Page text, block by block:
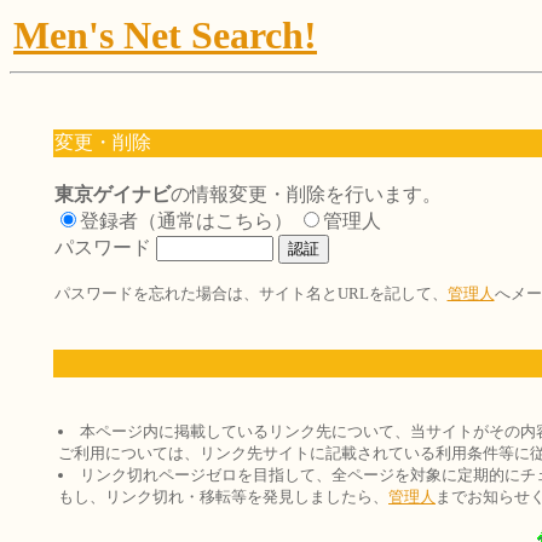
Men's Net Search!
変更・削除
東京ゲイナビの情報変更・削除を行います。
登録者（通常はこちら）
管理人
パスワード
パスワードを忘れた場合は、サイト名とURLを記して、 管理人へメ
本ページ内に掲載しているリンク先について、当サイトがその内
ご利用については、リンク先サイトに記載されている利用条件等に
リンク切れページゼロを目指して、全ページを対象に定期的にチ
もし、リンク切れ・移転等を発見しましたら、 管理人 までお知らせ